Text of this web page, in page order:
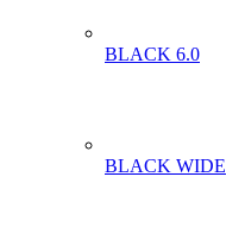
BLACK 6.0
BLACK WIDE